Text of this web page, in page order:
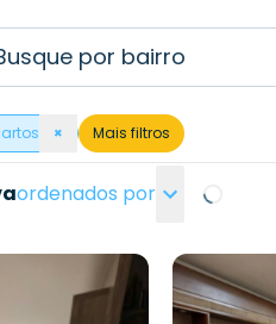
por bairro
× Mais filtros
ordenados por
R$